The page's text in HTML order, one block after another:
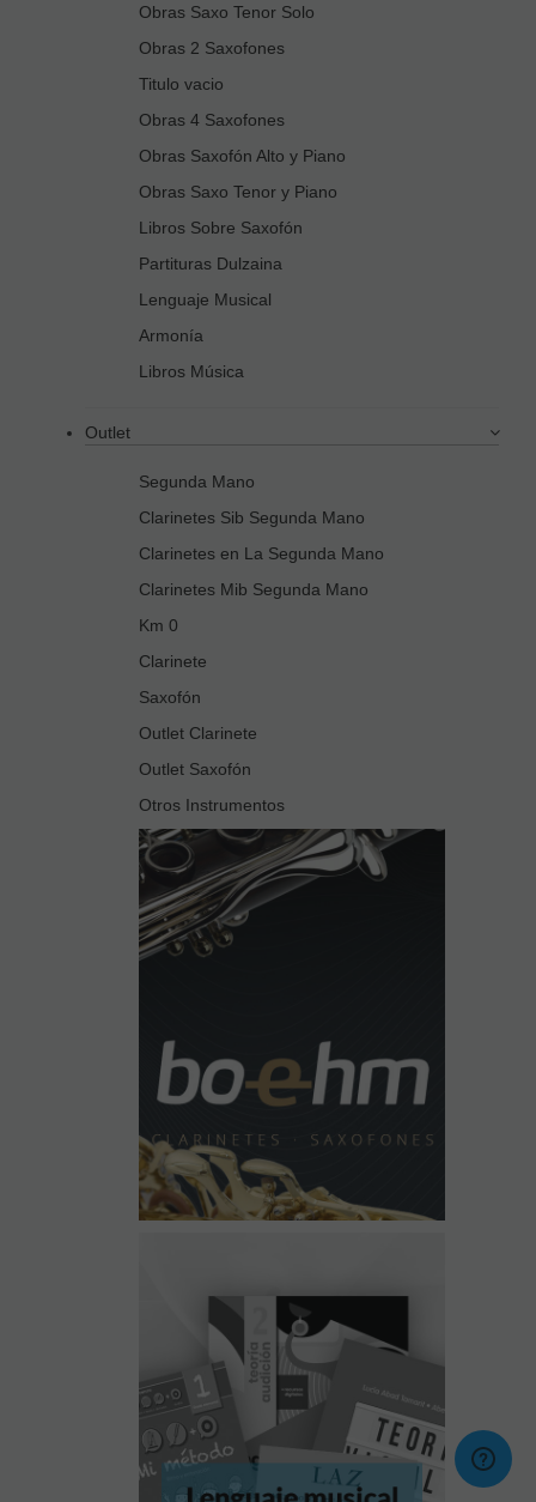
Obras Saxo Tenor Solo
Obras 2 Saxofones
Titulo vacio
Obras 4 Saxofones
Obras Saxofón Alto y Piano
Obras Saxo Tenor y Piano
Libros Sobre Saxofón
Partituras Dulzaina
Lenguaje Musical
Armonía
Libros Música
Outlet
Segunda Mano
Clarinetes Sib Segunda Mano
Clarinetes en La Segunda Mano
Clarinetes Mib Segunda Mano
Km 0
Clarinete
Saxofón
Outlet Clarinete
Outlet Saxofón
Otros Instrumentos